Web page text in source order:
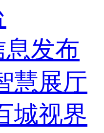
发布
慧展厅
城视界